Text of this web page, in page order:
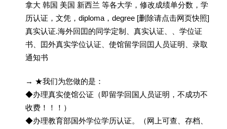
拿大 韩国 美国 新西兰 等各大学，修改成绩单分数，学
历认证，文凭，diploma，degree [删除请点击网页快照]
真实认证.海外回囯的同学定制、真实认证、、学位证
书、囯外真实学位认证、使馆留学回囯人员证明、录取
通知书
→ ★我们为您做的是：
◆办理真实使馆公证（即留学回国人员证明，不成功不
收费！！！）
◆办理教育部国外学位学历认证。（网上可查、存档、